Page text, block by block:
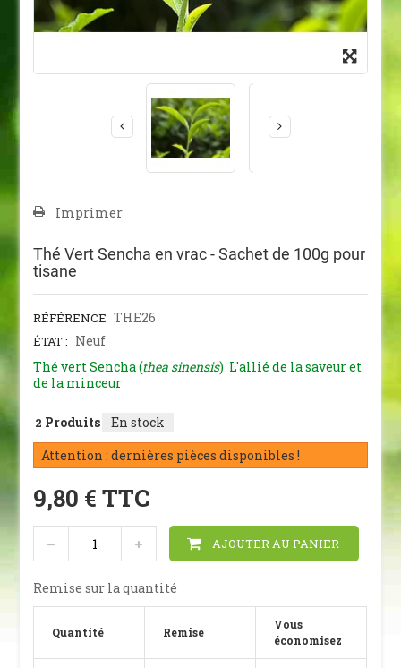
Imprimer
Thé Vert Sencha en vrac - Sachet de 100g pour
tisane
RÉFÉRENCE THE26
ÉTAT : Neuf
Thé vert Sencha (thea sinensis) L'allié de la saveur et
de la minceur
2 Produits
En stock
Attention : dernières pièces disponibles !
9,80 € TTC
AJOUTER AU PANIER
Remise sur la quantité
Quantité Remise
Vous
économisez